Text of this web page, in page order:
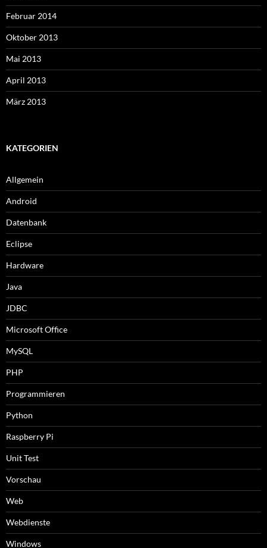
Februar 2014
Oktober 2013
Mai 2013
April 2013
März 2013
KATEGORIEN
Allgemein
Android
Datenbank
Eclipse
Hardware
Java
JDBC
Microsoft Office
MySQL
PHP
Programmieren
Python
Raspberry Pi
Unit Test
Vorschau
Web
Webdienste
Windows